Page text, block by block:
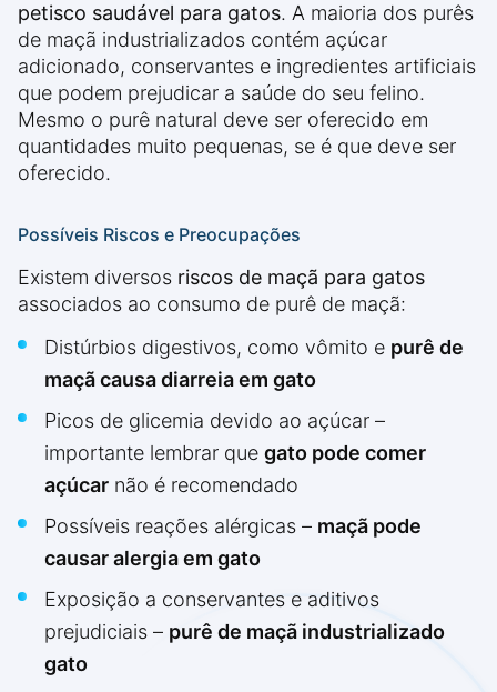
petisco saudável para gatos. A maioria dos purês
de maçã industrializados contém açúcar
adicionado, conservantes e ingredientes artificiais
que podem prejudicar a saúde do seu felino.
Mesmo o purê natural deve ser oferecido em
quantidades muito pequenas, se é que deve ser
oferecido.
Possíveis Riscos e Preocupações
Existem diversos riscos de maçã para gatos
associados ao consumo de purê de maçã:
Distúrbios digestivos, como vômito e purê de
maçã causa diarreia em gato
Picos de glicemia devido ao açúcar –
importante lembrar que gato pode comer
açúcar não é recomendado
Possíveis reações alérgicas – maçã pode
causar alergia em gato
Exposição a conservantes e aditivos
prejudiciais – purê de maçã industrializado
gato